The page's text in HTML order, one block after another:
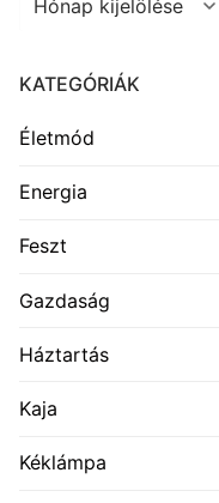
KATEGÓRIÁK
Életmód
Energia
Feszt
Gazdaság
Háztartás
Kaja
Kéklámpa